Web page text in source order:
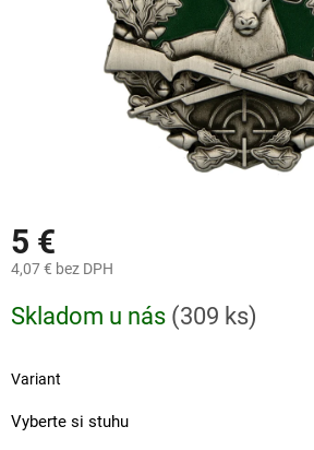
5 €
4,07 € bez DPH
cena:
Skladom u nás (309 ks)
Variant
Vyberte si stuhu